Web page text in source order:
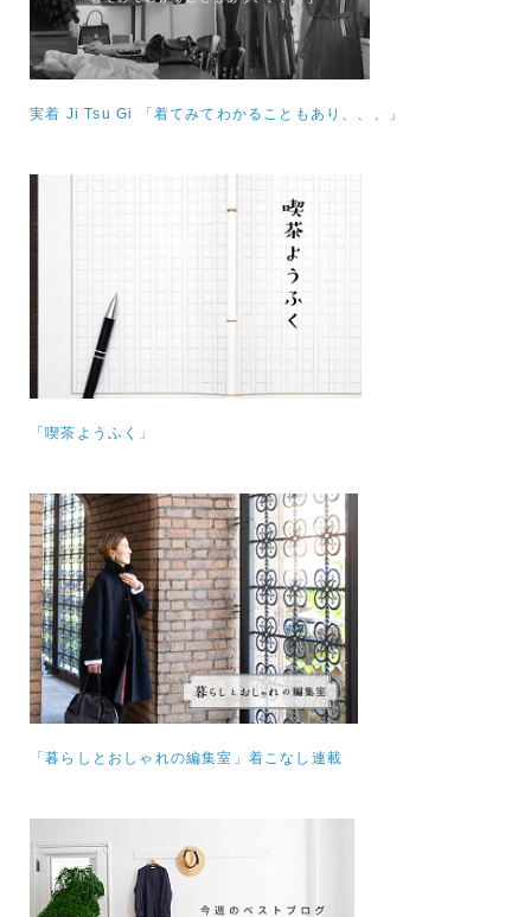
実着 Ji Tsu Gi 「着てみてわかることもあり、、、」
「喫茶ようふく」
「暮らしとおしゃれの編集室」着こなし連載